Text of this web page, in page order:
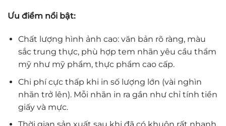
Ưu điểm nổi bật:
Chất lượng hình ảnh cao: văn bản rõ ràng, màu
sắc trung thực, phù hợp tem nhãn yêu cầu thẩm
mỹ như mỹ phẩm, thực phẩm cao cấp.
Chi phí cực thấp khi in số lượng lớn (vài nghìn
nhãn trở lên). Mỗi nhãn in ra gần như chỉ tính tiền
giấy và mực.